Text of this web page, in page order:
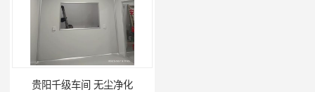
贵阳千级车间 无尘净化